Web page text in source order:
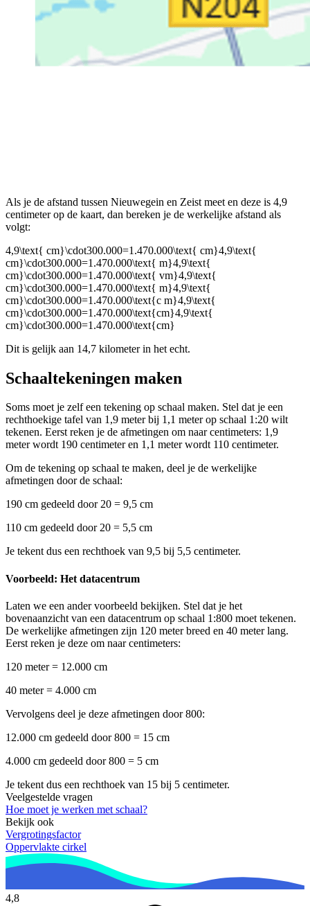
Als je de afstand tussen Nieuwegein en Zeist meet en deze is 4,9
centimeter op de kaart, dan bereken je de werkelijke afstand als
volgt:
4,9\text{ cm}\cdot300.000=1.470.000\text{ cm}4,9\text{
cm}\cdot300.000=1.470.000\text{ m}4,9\text{
cm}\cdot300.000=1.470.000\text{ vm}4,9\text{
cm}\cdot300.000=1.470.000\text{ m}4,9\text{
cm}\cdot300.000=1.470.000\text{c m}4,9\text{
cm}\cdot300.000=1.470.000\text{cm}4,9\text{
cm}\cdot300.000=1.470.000\text{cm}
Dit is gelijk aan 14,7 kilometer in het echt.
Schaaltekeningen maken
Soms moet je zelf een tekening op schaal maken. Stel dat je een
rechthoekige tafel van 1,9 meter bij 1,1 meter op schaal 1:20 wilt
tekenen. Eerst reken je de afmetingen om naar centimeters: 1,9
meter wordt 190 centimeter en 1,1 meter wordt 110 centimeter.
Om de tekening op schaal te maken, deel je de werkelijke
afmetingen door de schaal:
190 cm gedeeld door 20 = 9,5 cm
110 cm gedeeld door 20 = 5,5 cm
Je tekent dus een rechthoek van 9,5 bij 5,5 centimeter.
Voorbeeld: Het datacentrum
Laten we een ander voorbeeld bekijken. Stel dat je het
bovenaanzicht van een datacentrum op schaal 1:800 moet tekenen.
De werkelijke afmetingen zijn 120 meter breed en 40 meter lang.
Eerst reken je deze om naar centimeters:
120 meter = 12.000 cm
40 meter = 4.000 cm
Vervolgens deel je deze afmetingen door 800:
12.000 cm gedeeld door 800 = 15 cm
4.000 cm gedeeld door 800 = 5 cm
Je tekent dus een rechthoek van 15 bij 5 centimeter.
Veelgestelde vragen
Hoe moet je werken met schaal?
Bekijk ook
Vergrotingsfactor
Oppervlakte cirkel
4,8